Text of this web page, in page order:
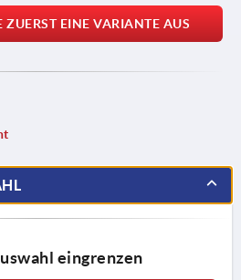
ZUERST EINE VARIANTE AUS
eingrenzen